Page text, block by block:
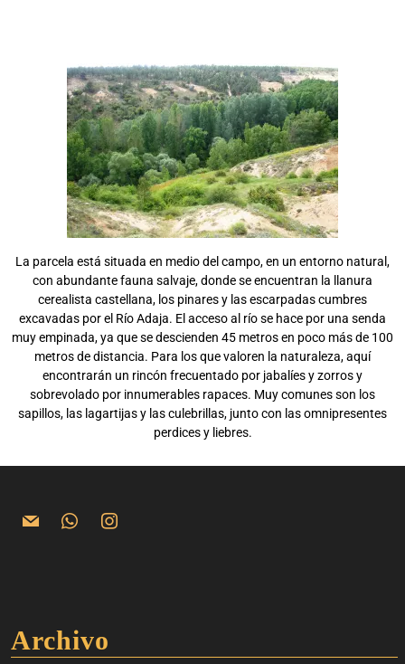
La parcela está situada en medio del campo, en un entorno natural,
con abundante fauna salvaje, donde se encuentran la llanura
cerealista castellana, los pinares y las escarpadas cumbres
excavadas por el Río Adaja. El acceso al río se hace por una senda
muy empinada, ya que se descienden 45 metros en poco más de 100
metros de distancia. Para los que valoren la naturaleza, aquí
encontrarán un rincón frecuentado por jabalíes y zorros y
sobrevolado por innumerables rapaces. Muy comunes son los
sapillos, las lagartijas y las culebrillas, junto con las omnipresentes
perdices y liebres.
Archivo